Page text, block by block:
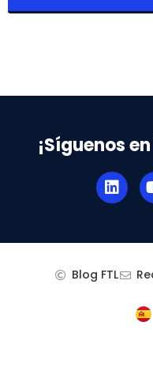
¡Síguenos
Blog FTL